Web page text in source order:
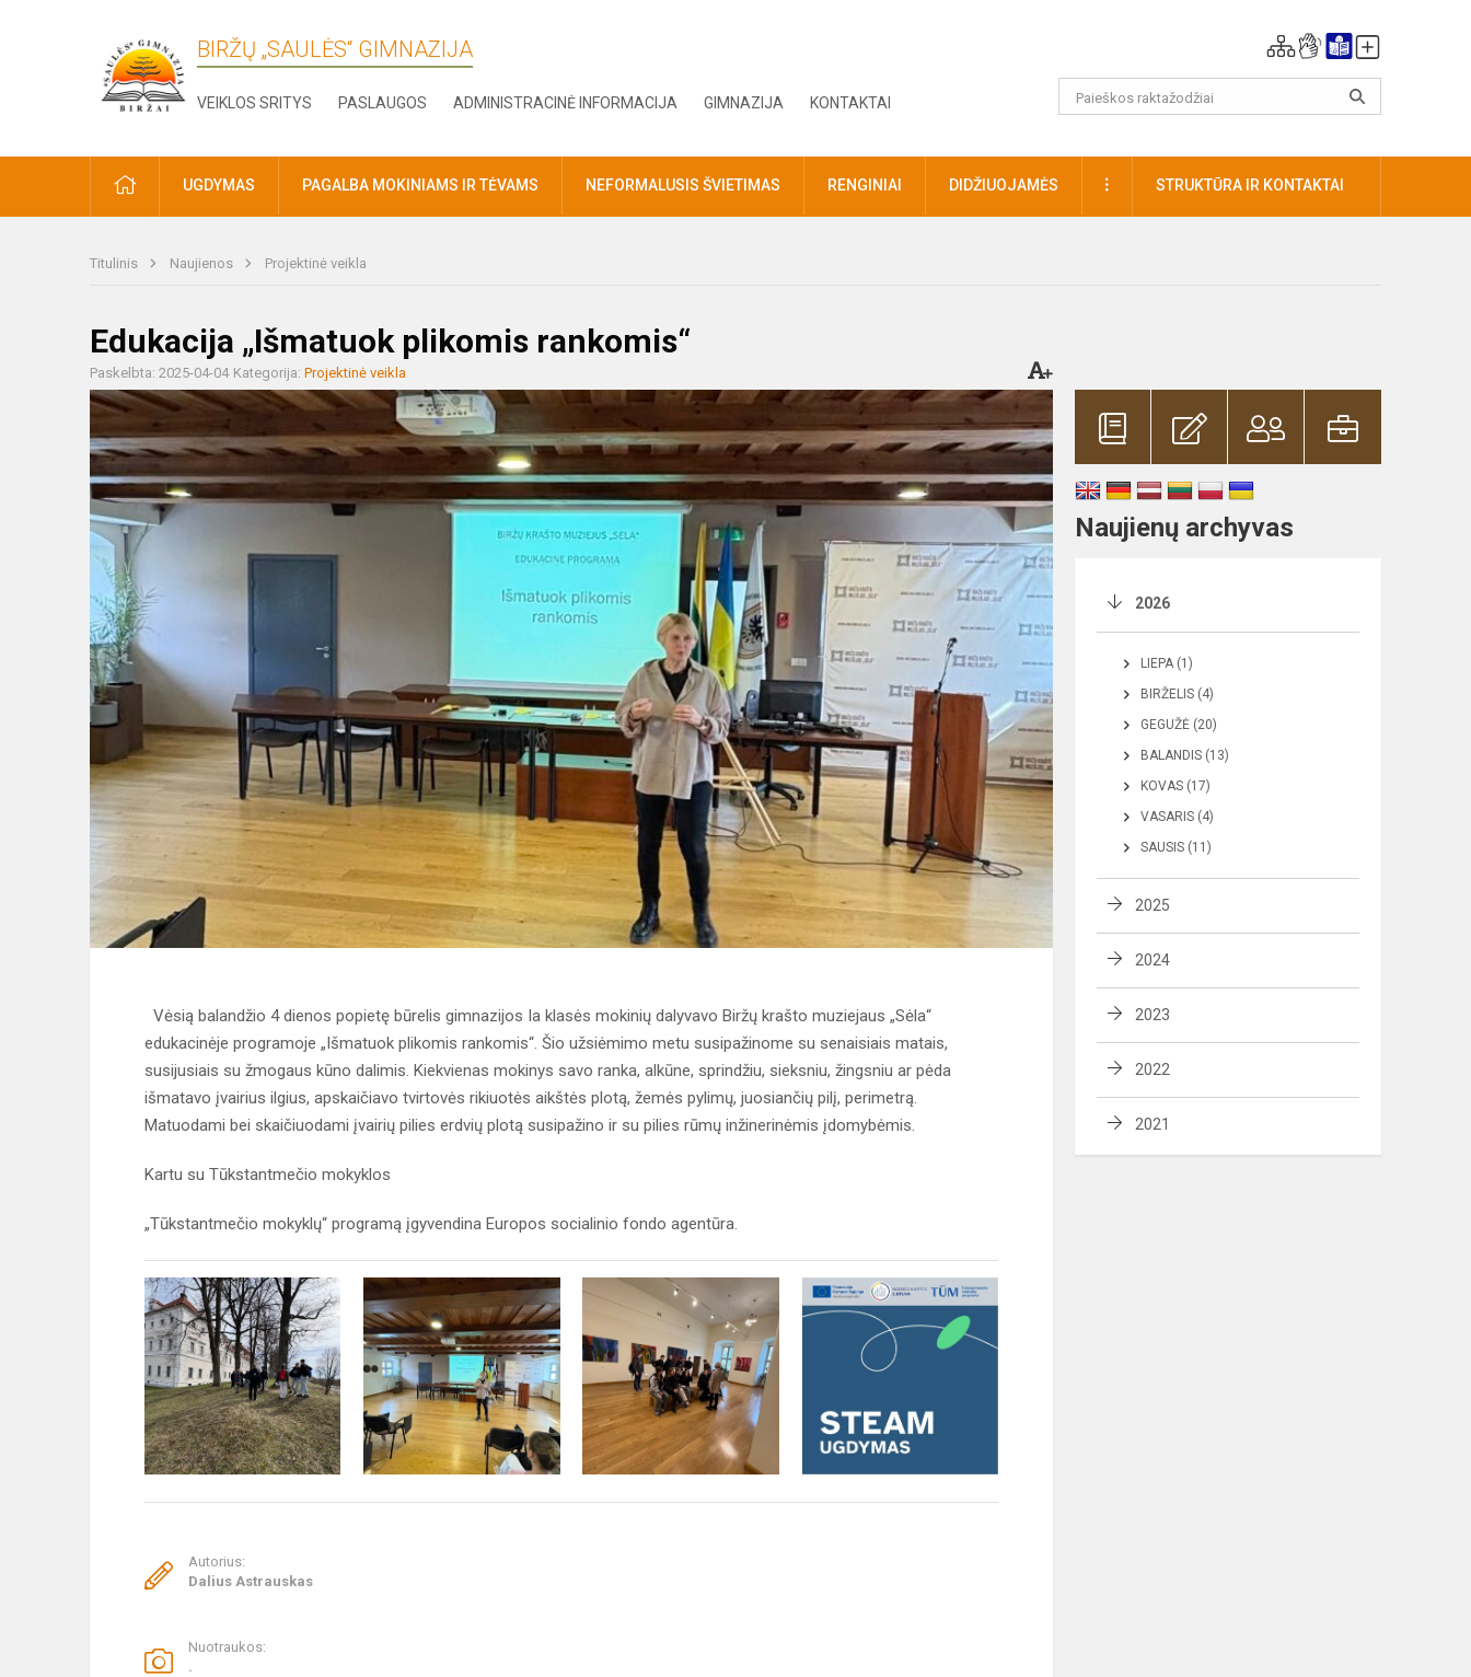
BIRŽŲ „SAULĖS“ GIMNAZIJA
VEIKLOS SRITYS PASLAUGOS ADMINISTRACINĖ INFORMACIJA GIMNAZIJA KONTAKTAI
PRADŽIAUGDYMAS PAGALBA MOKINIAMS IR TĖVAMS NEFORMALUSIS ŠVIETIMAS RENGINIAI DIDŽIUOJAMĖS DAUGIAUSTRUKTŪRA IR KONTAKTAI
Titulinis Naujienos Projektinė veikla
Edukacija „Išmatuok plikomis rankomis“
Paskelbta: 2025-04-04 Kategorija: Projektinė veikla
Vėsią balandžio 4 dienos popietę būrelis gimnazijos Ia klasės mokinių dalyvavo Biržų krašto muziejaus „Sėla“
edukacinėje programoje „Išmatuok plikomis rankomis“. Šio užsiėmimo metu susipažinome su senaisiais matais,
susijusiais su žmogaus kūno dalimis. Kiekvienas mokinys savo ranka, alkūne, sprindžiu, sieksniu, žingsniu ar pėda
išmatavo įvairius ilgius, apskaičiavo tvirtovės rikiuotės aikštės plotą, žemės pylimų, juosiančių pilį, perimetrą.
Matuodami bei skaičiuodami įvairių pilies erdvių plotą susipažino ir su pilies rūmų inžinerinėmis įdomybėmis.
Kartu su Tūkstantmečio mokyklos
„Tūkstantmečio mokyklų“ programą įgyvendina Europos socialinio fondo agentūra.
Autorius:
Dalius Astrauskas
Nuotraukos:
.
Naujienų archyvas
2026
LIEPA (1)
BIRŽELIS (4)
GEGUŽĖ (20)
BALANDIS (13)
KOVAS (17)
VASARIS (4)
SAUSIS (11)
2025
2024
2023
2022
2021